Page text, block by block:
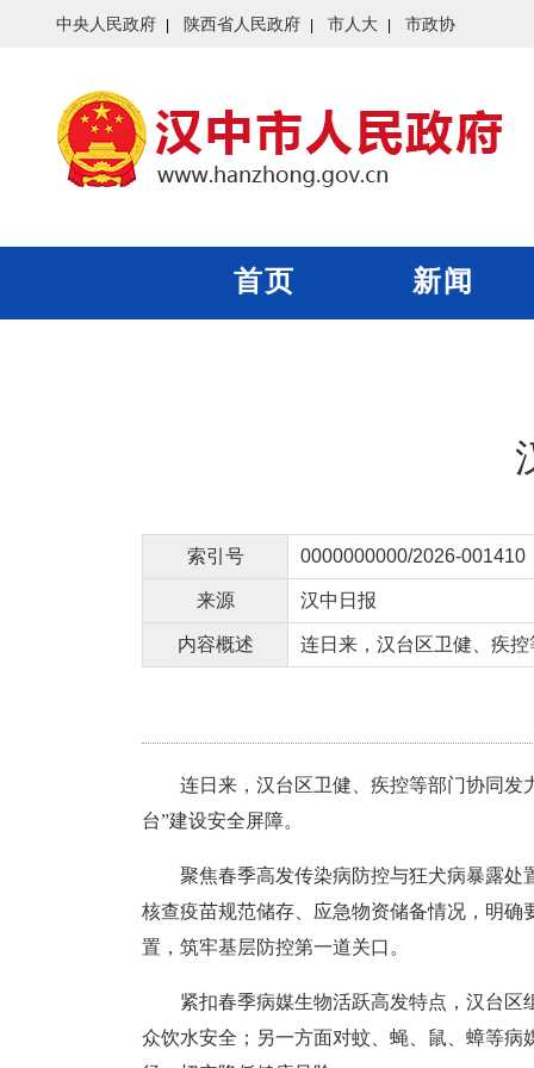
中央人民政府 陕西省人民政府 市人大 市政协
首页 新闻
索引号 0000000000/2026-001410
来源 汉中日报
内容概述 连日来，汉台区卫健、疾
连日来，汉台区卫健、疾控等部门协同
台”建设安全屏障。
聚焦春季高发传染病防控与狂犬病暴露
核查疫苗规范储存、应急物资储备情况，明
置，筑牢基层防控第一道关口。
紧扣春季病媒生物活跃高发特点，汉台
众饮水安全；另一方面对蚊、蝇、鼠、蟑等